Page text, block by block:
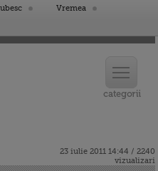
Vremea
23 iulie 2011 14:44 / 2240
vizualizari